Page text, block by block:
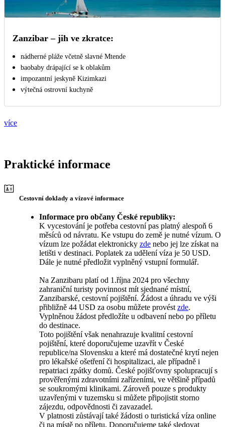
Zanzibar – jih ve zkratce:
nádherné pláže včetně slavné Mtende
baobaby drápající se k oblakům
impozantní jeskyně Kizimkazi
výtečná ostrovní kuchyně
více
Praktické informace
Cestovní doklady a vízové informace
Informace pro občany České republiky:
K vycestování je potřeba cestovní pas platný alespoň 6
měsíců od návratu. Ke vstupu do země je nutné vízum. O
vízum lze požádat elektronicky zde nebo jej lze získat na
letišti v destinaci. Poplatek za udělení víza je 50 USD.
Dále je nutné předložit vyplněný vstupní formulář.
Na Zanzibaru platí od 1.října 2024 pro všechny
zahraniční turisty povinnost mít sjednané místní,
Zanzibarské, cestovní pojištění. Žádost a úhradu ve výši
přibližně 44 USD za osobu můžete provést zde.
Vyplněnou žádost předložíte u odbavení nebo po příletu
do destinace.
Toto pojištění však nenahrazuje kvalitní cestovní
pojištění, které doporučujeme uzavřít v České
republice/na Slovensku a které má dostatečné krytí nejen
pro lékařské ošetření či hospitalizaci, ale případně i
repatriaci zpátky domů. České pojišťovny spolupracují s
prověřenými zdravotními zařízeními, ve většině případů
se soukromými klinikami. Zároveň pouze s produkty
uzavřenými v tuzemsku si můžete připojistit storno
zájezdu, odpovědnosti či zavazadel.
V platnosti zůstávají také žádosti o turistická víza online
či na místě po příletu. Doporučujeme také sledovat